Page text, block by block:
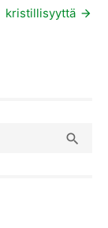
kristillisyyttä
